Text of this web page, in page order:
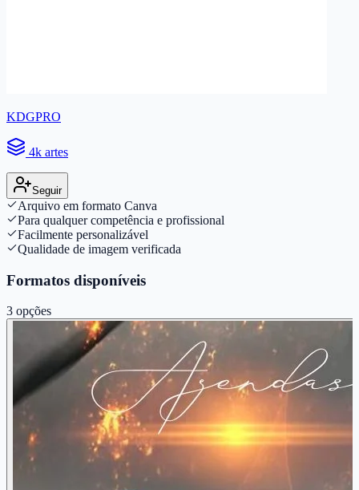
KDGPRO
4k artes
Seguir
Arquivo em formato Canva
Para qualquer competência e profissional
Facilmente personalizável
Qualidade de imagem verificada
Formatos disponíveis
3 opções